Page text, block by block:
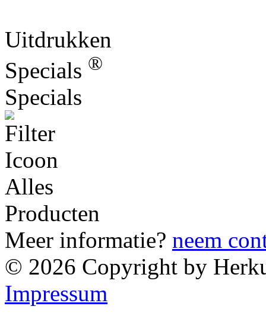
Uitdrukken
Specials ®
Specials
Alles
Producten
Meer informatie? neem
© 2026 Copyright by
Impressum